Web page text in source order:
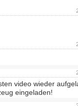
video wieder
eingeladen!